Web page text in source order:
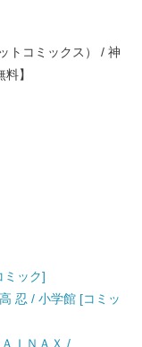
トコミックス） / 神
】
ミック]
忍 / 小学館 [コミッ
ＩＮＡＸ /